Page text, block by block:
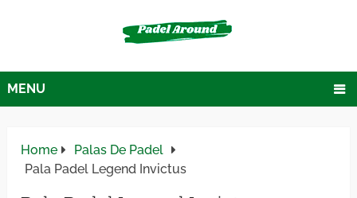
MENU
Home
Palas De Padel
Pala Padel Legend Invictus